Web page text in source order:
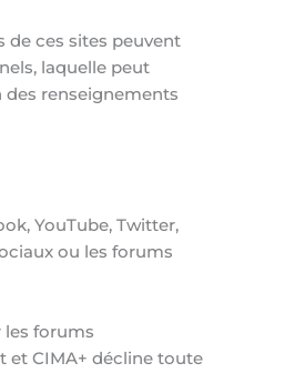
de ces sites peuvent
laquelle peut
renseignements
YouTube, Twitter,
ou les forums
les forums
et CIMA+ décline toute